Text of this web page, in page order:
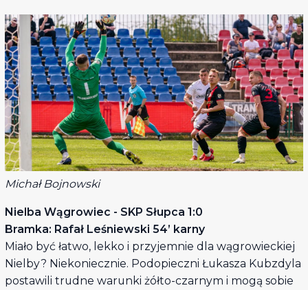
Michał Bojnowski
Nielba Wągrowiec - SKP Słupca 1:0
Bramka: Rafał Leśniewski 54’ karny
Miało być łatwo, lekko i przyjemnie dla wągrowieckiej
Nielby? Niekoniecznie. Podopieczni Łukasza Kubzdyla
postawili trudne warunki żółto-czarnym i mogą sobie